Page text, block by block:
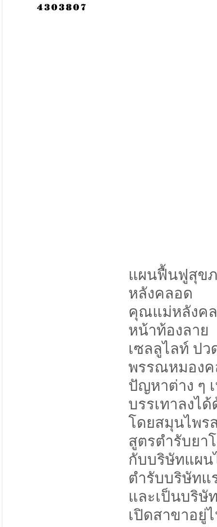
แผนฟื้นฟูสุข
หลังคลอด
คุณแม่หลังค
หน้าท้องลาย
เซลลูไลท์ ปว
พรรณหมองค
ปัญหาต่าง ๆ
บรรเทาลงไ
โดยสมุนไพร
สูตรตำรับยา
กับบริษัทแผน
ตำรับบริษัทแ
และเป็นบริษั
เปิดสาขาอยู่